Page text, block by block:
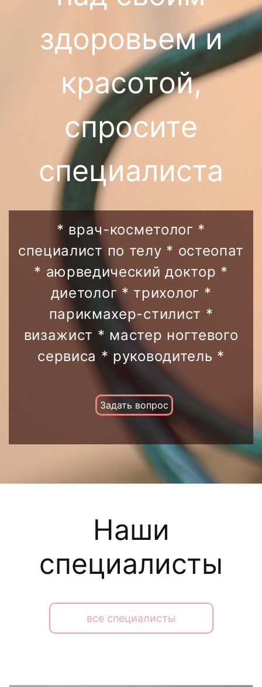
здоровьем и
красотой,
спросите
специалиста
* врач-косметолог *
специалист по телу * остеопат
* аюрведический доктор *
диетолог * трихолог *
парикмахер-стилист *
визажист * мастер ногтевого
сервиса * руководитель *
Задать вопрос
Наши
специалисты
все специалисты